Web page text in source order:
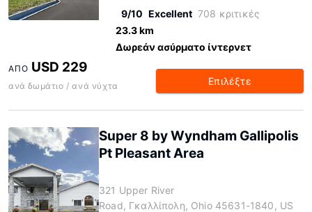
9/10 Excellent 708 κριτικές
23.3 km
Δωρεάν ασύρματο ίντερνετ
ΑΠΌ USD 229
ανά δωμάτιο / ανά νύχτα Επιλέξτε
Super 8 by Wyndham Gallipolis
Pt Pleasant Area
321 Upper River
Road, Γκαλλίπολη, Ohio 45631-1840, US